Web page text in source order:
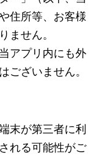
住所等、お客様
ません。
アプリ内にも外
ございません。
末が第三者に利
れる可能性がご